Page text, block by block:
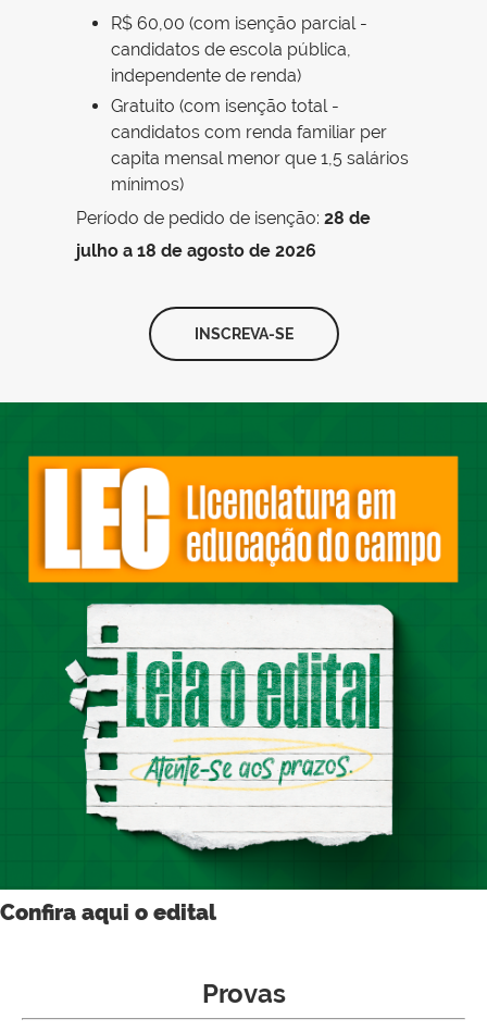
R$ 60,00 (com isenção parcial -
candidatos de escola pública,
independente de renda)
Gratuito (com isenção total -
candidatos com renda familiar per
capita mensal menor que 1,5 salários
mínimos)
Período de pedido de isenção: 28 de
julho a 18 de agosto de 2026
INSCREVA-SE
Confira aqui o edital
Provas